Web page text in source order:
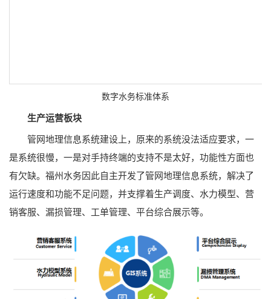
数字水务标准体系
生产运营板块
管网地理信息系统建设上，原来的系统没法适应要求，一
是系统很慢，一是对手持终端的支持不是太好，功能性方面也
有欠缺。福州水务因此自主开发了管网地理信息系统，解决了
运行速度和功能不足问题，并支撑着生产调度、水力模型、营
销客服、漏损管理、工单管理、平台综合展示等。